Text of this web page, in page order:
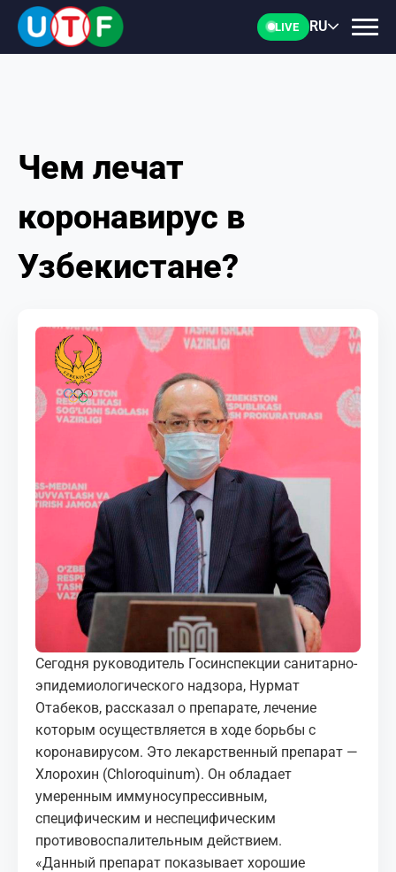
LIVE RU
ГЛАВНАЯ
ФТУ
НОВОСТИ
ПЕРСОНАЛИИ
МЕДИА
КОНТАКТЫ
Чем лечат
коронавирус в
Узбекистане?
Сегодня руководитель Госинспекции санитарно-
эпидемиологического надзора, Нурмат
Отабеков, рассказал о препарате, лечение
которым осуществляется в ходе борьбы с
коронавирусом. Это лекарственный препарат —
Хлорохин (Chloroquinum). Он обладает
умеренным иммуносупрессивным,
специфическим и неспецифическим
противовоспалительным действием.
«Данный препарат показывает хорошие